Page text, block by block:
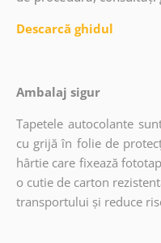
Descarcă ghidul
Ambalaj sigur
Tapetele autocolante
cu grijă în folie de
hârtie care fixează
o cutie de carton
transportului și reduce